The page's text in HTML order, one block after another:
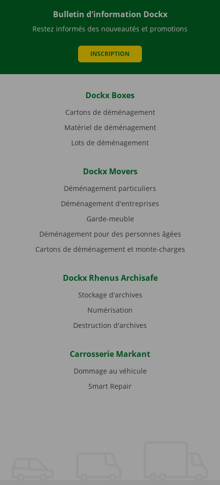
Bulletin d'information Dockx
Restez informés des nouveautés et promotions
INSCRIPTION
Dockx Boxes
Cartons de déménagement
Matériel de déménagement
Lots de déménagement
Dockx Movers
Déménagement particuliers
Déménagement d'entreprises
Garde-meuble
Déménagement pour des personnes âgées
Cartons de déménagement et monte-charges
Dockx Rhenus Archisafe
Stockage d'archives
Numérisation
Destruction d'archives
Carrosserie Markant
Dommage au véhicule
Smart Repair